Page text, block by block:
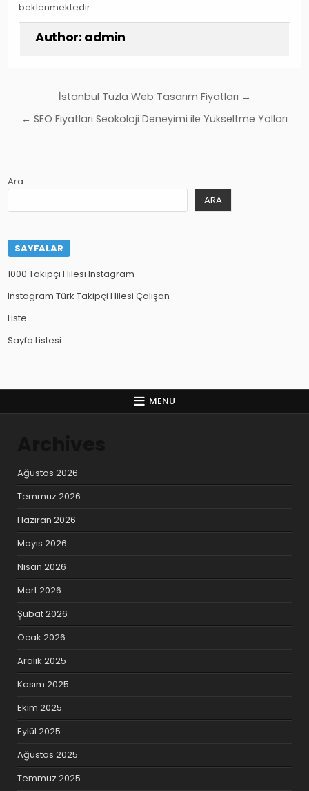
beklenmektedir.
Author: admin
gezinmesi
İstanbul Tuzla Web Tasarım Fiyatları →
← SEO Fiyatları Seokoloji Deneyimi ile Yükseltme Yolları
Ara
ARA
SAYFALAR
1000 Takipçi Hilesi Instagram
Instagram Türk Takipçi Hilesi Çalışan
Liste
Sayfa Listesi
MENU
Ağustos 2026
Temmuz 2026
Haziran 2026
Mayıs 2026
Nisan 2026
Mart 2026
Şubat 2026
Ocak 2026
Aralık 2025
Kasım 2025
Ekim 2025
Eylül 2025
Ağustos 2025
Temmuz 2025